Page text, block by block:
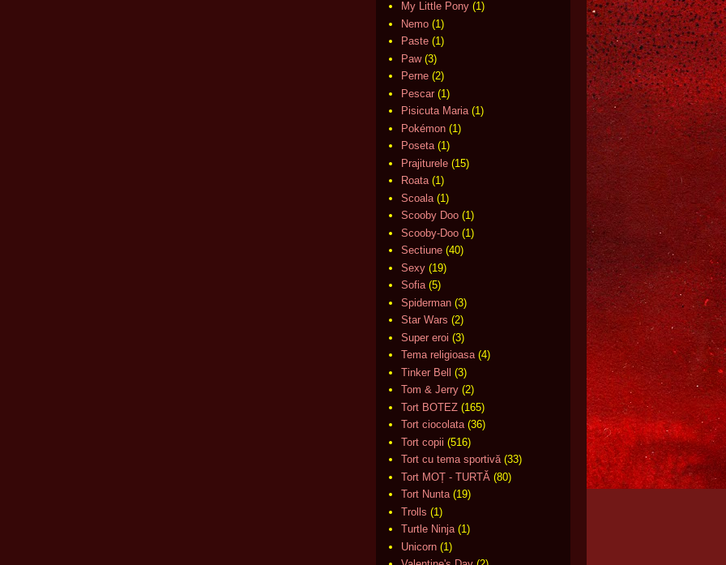
My Little Pony (1)
Nemo (1)
Paste (1)
Paw (3)
Perne (2)
Pescar (1)
Pisicuta Maria (1)
Pokémon (1)
Poseta (1)
Prajiturele (15)
Roata (1)
Scoala (1)
Scooby Doo (1)
Scooby-Doo (1)
Sectiune (40)
Sexy (19)
Sofia (5)
Spiderman (3)
Star Wars (2)
Super eroi (3)
Tema religioasa (4)
Tinker Bell
(3)
Tom & Jerry (2)
Tort BOTEZ (165)
Tort ciocolata (36)
Tort copii (516)
Tort cu tema sportivă (33)
Tort MOȚ - TURTĂ (80)
Tort Nunta (19)
Trolls (1)
Turtle Ninja (1)
Unicorn (1)